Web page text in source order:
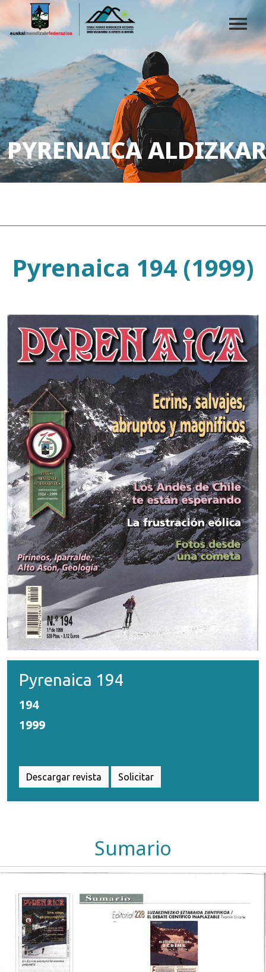
PYRENAICA
Pyrenaica 194 (1999)
Pyrenaica 194
194
1999
Descargar revista Solicitar
Sumario